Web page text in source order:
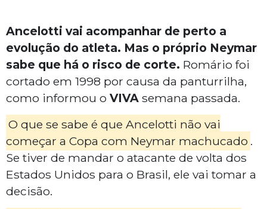
Ancelotti vai acompanhar de perto a
evolução do atleta. Mas o próprio Neymar
sabe que há o risco de corte. Romário foi
cortado em 1998 por causa da panturrilha,
como informou o VIVA semana passada.
O que se sabe é que Ancelotti não vai
começar a Copa com Neymar machucado .
Se tiver de mandar o atacante de volta dos
Estados Unidos para o Brasil, ele vai tomar a
decisão.